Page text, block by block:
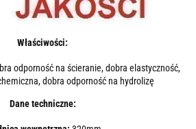
Właściwości:
odporność na ścieranie, dobra elastyczność,
dobra odporność na hydrolizę
Dane techniczne: